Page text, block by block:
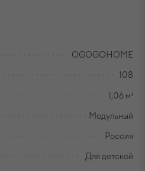
OGOGOHOME
108
1,06 м³
Модульный
Россия
Для детской